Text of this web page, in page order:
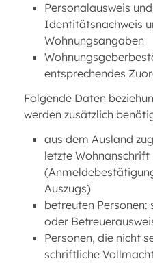
Personalausweis
Identitätsnachweis
Wohnungsangaben
entsprechendes
Folgende Daten
werden zusätzlich
aus dem Ausland
letzte Wohnanschrift
Auszugs)
betreuten
oder
Personen, die nicht
schriftliche